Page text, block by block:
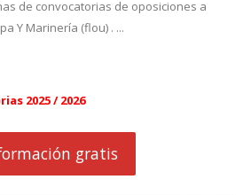
de convocatorias de oposiciones a
Y Marinería (flou) . ...
2025 / 2026
gratis